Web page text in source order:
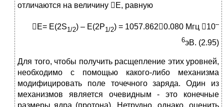
отличаются на величину E, равную
E= E(2S1/2) – E(2P1/2) = 1057.8620.080 Мгц 10–
6эВ. (2.95)
Для того, чтобы получить расщепление этих уровней,
необходимо с помощью какого-либо механизма
модифицировать поле точечного заряда. Один из
механизмов является очевидным - это конечные